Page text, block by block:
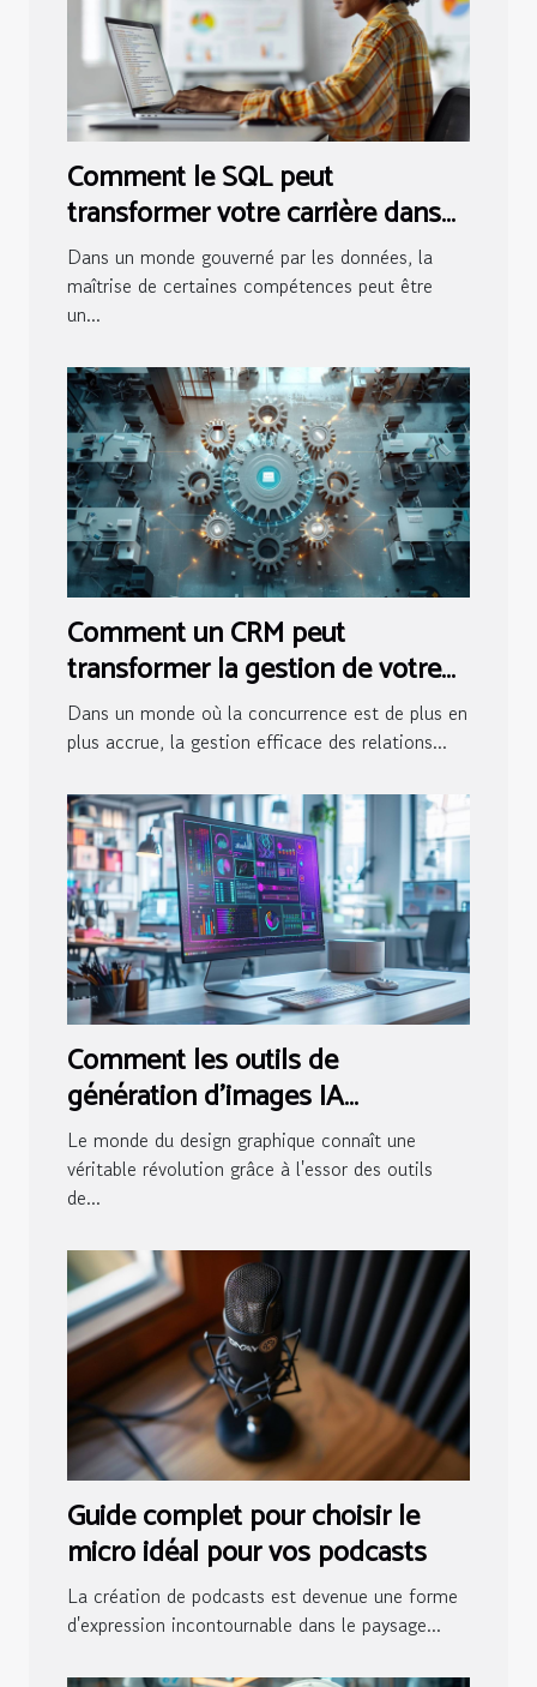
Comment le SQL peut
transformer votre carrière dans
l'analyse de données
Dans un monde gouverné par les données, la
maîtrise de certaines compétences peut être
un...
Comment un CRM peut
transformer la gestion de votre
entreprise
Dans un monde où la concurrence est de plus en
plus accrue, la gestion efficace des relations...
Comment les outils de
génération d'images IA
transforment-ils le design
graphique ?
Le monde du design graphique connaît une
véritable révolution grâce à l'essor des outils
de...
Guide complet pour choisir le
micro idéal pour vos podcasts
La création de podcasts est devenue une forme
d'expression incontournable dans le paysage...